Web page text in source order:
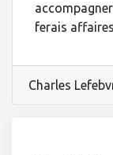
ferais
Charles